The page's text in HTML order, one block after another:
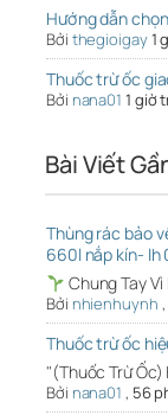
Hướng dẫn
Bởi thegioigay1
Thuốc trừ ốc
Bởi nana01 1 giờ
Bài Viết
Thùng rác bảo
660l nắp kín- lh
Chung Tay
Bởi nhienhuynh ,
Thuốc trừ ốc
"(Thuốc Trừ
Bởi nana01 , 56